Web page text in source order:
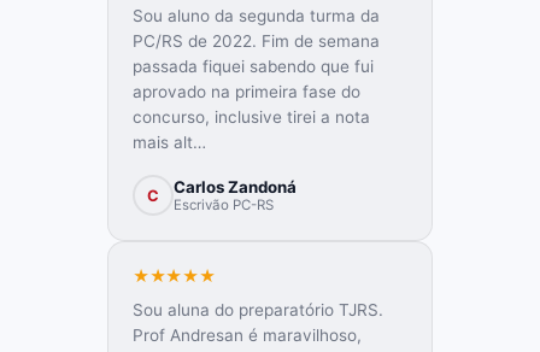
Sou aluno da segunda turma da
PC/RS de 2022. Fim de semana
passada fiquei sabendo que fui
aprovado na primeira fase do
concurso, inclusive tirei a nota
mais alt…
C Carlos Zandoná
Escrivão PC-RS
★★★★★
Sou aluna do preparatório TJRS.
Prof Andresan é maravilhoso,